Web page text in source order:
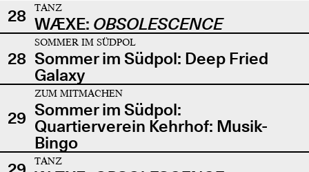
28
TANZ
WÆXE: OBSOLESCENCE
28
SOMMER IM SÜDPOL
Sommer im Südpol: Deep Fried
Galaxy
29
ZUM MITMACHEN
Sommer im Südpol:
Quartierverein Kehrhof: Musik-
Bingo
TANZ